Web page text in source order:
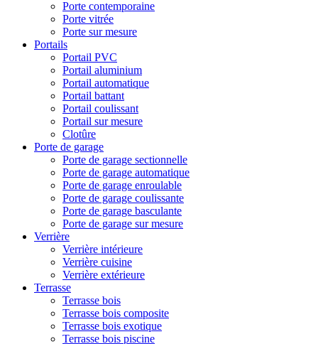
Porte contemporaine
Porte vitrée
Porte sur mesure
Portails
Portail PVC
Portail aluminium
Portail automatique
Portail battant
Portail coulissant
Portail sur mesure
Clotûre
Porte de garage
Porte de garage sectionnelle
Porte de garage automatique
Porte de garage enroulable
Porte de garage coulissante
Porte de garage basculante
Porte de garage sur mesure
Verrière
Verrière intérieure
Verrière cuisine
Verrière extérieure
Terrasse
Terrasse bois
Terrasse bois composite
Terrasse bois exotique
Terrasse bois piscine